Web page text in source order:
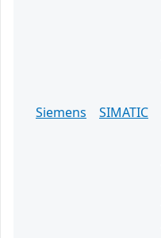
Siemens
SIMATIC